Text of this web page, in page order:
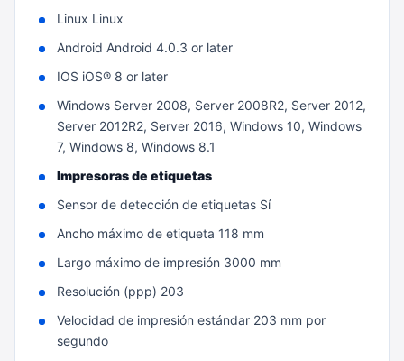
Linux Linux
Android Android 4.0.3 or later
IOS iOS® 8 or later
Windows Server 2008, Server 2008R2, Server 2012,
Server 2012R2, Server 2016, Windows 10, Windows
7, Windows 8, Windows 8.1
Impresoras de etiquetas
Sensor de detección de etiquetas Sí
Ancho máximo de etiqueta 118 mm
Largo máximo de impresión 3000 mm
Resolución (ppp) 203
Velocidad de impresión estándar 203 mm por
segundo